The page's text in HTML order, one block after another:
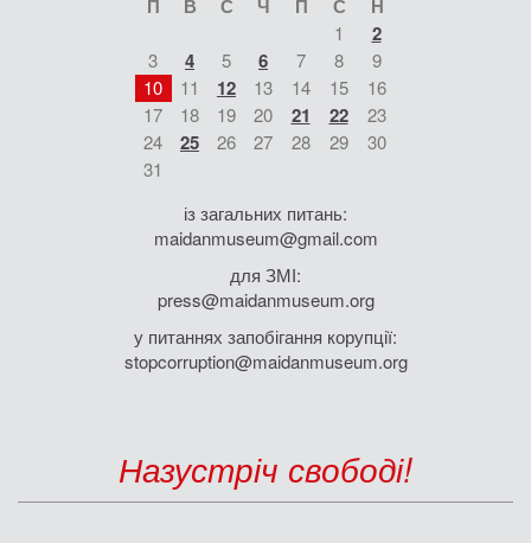
П В С Ч П С Н
1 2
3 4 5 6 7 8
9
10
11 12 13 14 15
16
17
18 19 20 21 22
23
24
25 26 27 28 29
30
31
із загальних питань:
maidanmuseum@gmail.com
для ЗМІ:
press@maidanmuseum.org
у питаннях запобігання корупції:
stopcorruption@maidanmuseum.org
Назустріч свободі!